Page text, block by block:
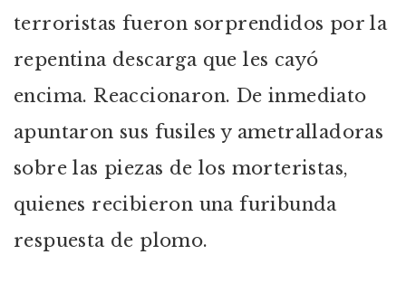
terroristas fueron sorprendidos por la
repentina descarga que les cayó
encima. Reaccionaron. De inmediato
apuntaron sus fusiles y ametralladoras
sobre las piezas de los morteristas,
quienes recibieron una furibunda
respuesta de plomo.